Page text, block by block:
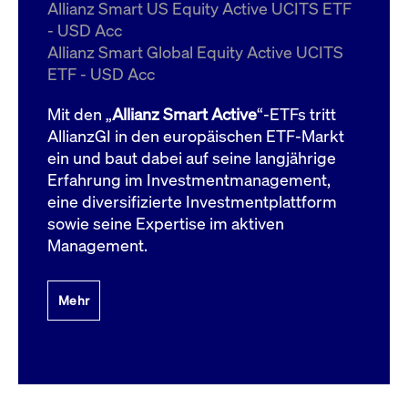
Allianz Smart US Equity Active UCITS ETF
- USD Acc
Allianz Smart Global Equity Active UCITS
ETF - USD Acc
Mit den „Allianz Smart Active“-ETFs tritt
AllianzGI in den europäischen ETF-Markt
ein und baut dabei auf seine langjährige
Erfahrung im Investmentmanagement,
eine diversifizierte Investmentplattform
sowie seine Expertise im aktiven
Management.
Mehr
ApplicationGatewayAffinityCORS
boerse.com
Domain
bis